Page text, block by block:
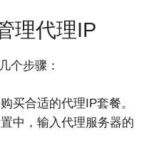
理代理IP
个步骤：
买合适的代理IP套餐。
中，输入代理服务器的